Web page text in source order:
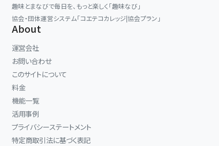
趣味とまなびで毎日を、もっと楽しく「趣味なび」
協会・団体運営システム「コエテコカレッジ|協会プラン」
About
運営会社
お問い合わせ
このサイトについて
料金
機能一覧
活用事例
プライバシーステートメント
特定商取引法に基づく表記